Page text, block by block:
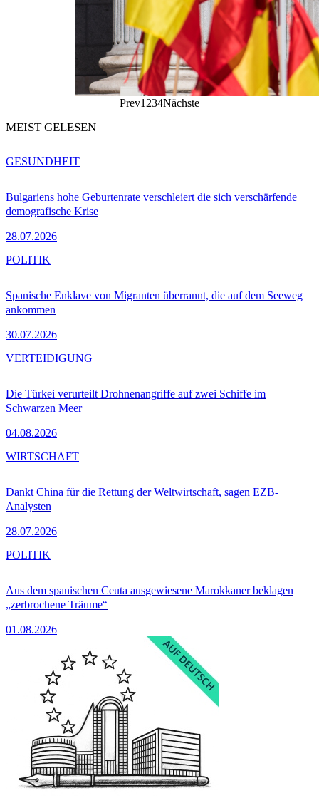
Prev1 234Nächste
MEIST GELESEN
Bulgariens hohe Geburtenrate verschleiert die sich verschärfende
demografische Krise
28.07.2026
GESUNDHEIT
Spanische Enklave von Migranten überrannt, die auf dem Seeweg
ankommen
30.07.2026
POLITIK
Die Türkei verurteilt Drohnenangriffe auf zwei Schiffe im
Schwarzen Meer
04.08.2026
VERTEIDIGUNG
Dankt China für die Rettung der Weltwirtschaft, sagen EZB-
Analysten
28.07.2026
WIRTSCHAFT
Aus dem spanischen Ceuta ausgewiesene Marokkaner beklagen
„zerbrochene Träume“
01.08.2026
POLITIK